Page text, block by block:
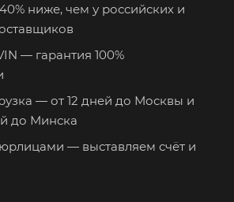
ниже, чем у российских и
— гарантия 100%
— от 12 дней до Москвы и
до Минска
— выставляем счёт и